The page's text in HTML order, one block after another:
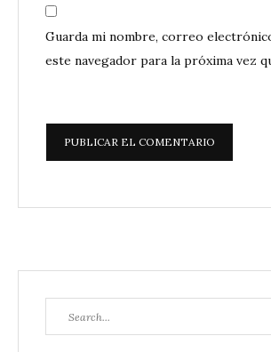
Guarda mi nombre, correo
este navegador para la próxima vez
for: